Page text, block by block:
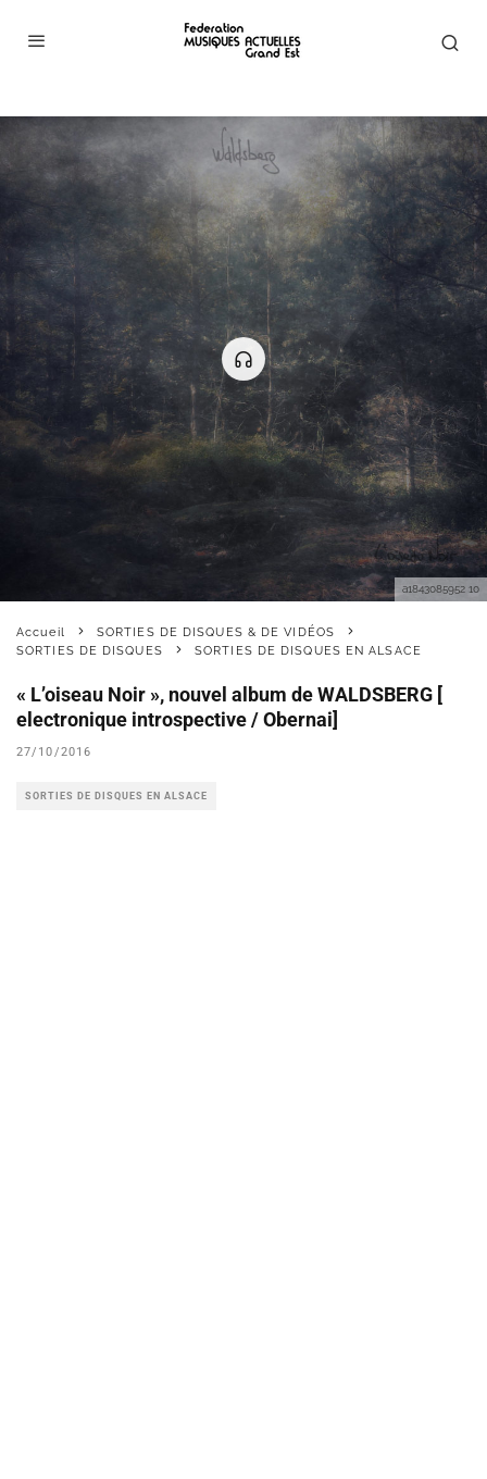
a1843085952 10
Accueil
SORTIES DE DISQUES & DE VIDÉOS
SORTIES DE DISQUES
SORTIES DE DISQUES EN ALSACE
« L’oiseau Noir », nouvel album de WALDSBERG [
electronique introspective / Obernai]
27/10/2016
SORTIES DE DISQUES EN ALSACE